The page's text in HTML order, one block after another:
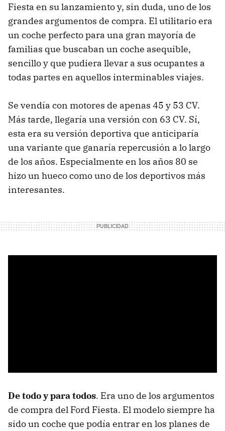
Fiesta en su lanzamiento y, sin duda, uno de los
grandes argumentos de compra. El utilitario era
un coche perfecto para una gran mayoría de
familias que buscaban un coche asequible,
sencillo y que pudiera llevar a sus ocupantes a
todas partes en aquellos interminables viajes.
Se vendía con motores de apenas 45 y 53 CV.
Más tarde, llegaría una versión con 63 CV. Sí,
esta era su versión deportiva que anticiparía
una variante que ganaría repercusión a lo largo
de los años. Especialmente en los años 80 se
hizo un hueco como uno de los deportivos más
interesantes.
De todo y para todos. Era uno de los argumentos
de compra del Ford Fiesta. El modelo siempre ha
sido un coche que podía entrar en los planes de